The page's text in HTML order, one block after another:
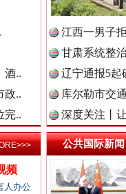
闻网.
闻网.
闻网.
酒..
政..
完..
江西一男子
甘肃系统整
辽宁通报5起
库尔勒市交
深度关注丨
频
人办公
公共国际新闻